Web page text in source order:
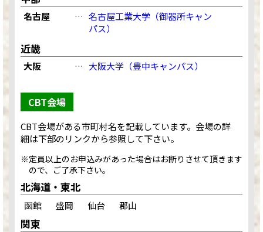
名古屋 … 名古屋工業大学（御器所キャン
パス）
近畿
大阪 … 大阪大学（豊中キャンパス）
CBT会場
CBT会場がある市町村名を記載しています。会場の詳
細は下部のリンクから参照して下さい。
※定員以上のお申込みがあった場合はお断りさせて頂きます
ので、ご了承下さい。
北海道・東北
函館 盛岡 仙台 郡山
関東